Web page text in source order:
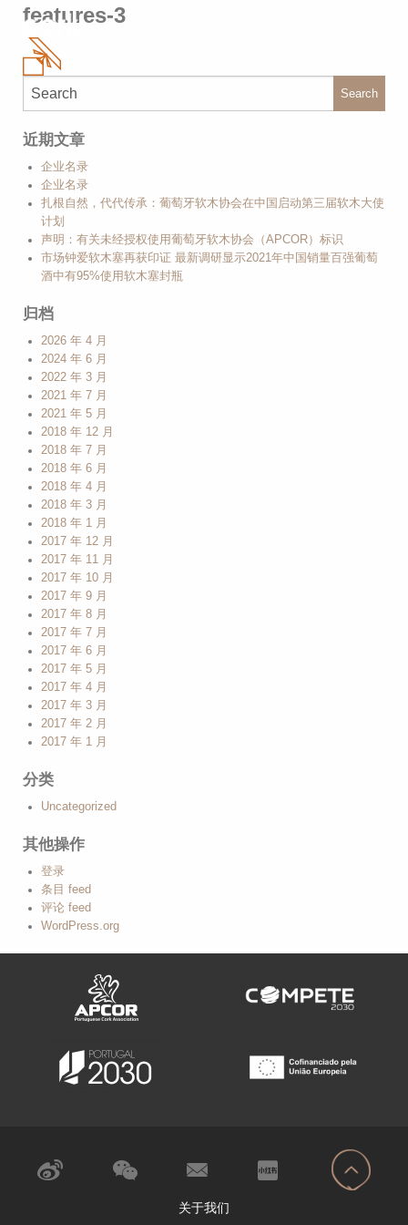
features-3
Search
近期文章
企业名录
企业名录
扎根自然，代代传承：葡萄牙软木协会在中国启动第三届软木大使
计划
声明：有关未经授权使用葡萄牙软木协会（APCOR）标识
市场钟爱软木塞再获印证 最新调研显示2021年中国销量百强葡萄
酒中有95%使用软木塞封瓶
归档
2026 年 4 月
2024 年 6 月
2022 年 3 月
2021 年 7 月
2021 年 5 月
2018 年 12 月
2018 年 7 月
2018 年 6 月
2018 年 4 月
2018 年 3 月
2018 年 1 月
2017 年 12 月
2017 年 11 月
2017 年 10 月
2017 年 9 月
2017 年 8 月
2017 年 7 月
2017 年 6 月
2017 年 5 月
2017 年 4 月
2017 年 3 月
2017 年 2 月
2017 年 1 月
分类
Uncategorized
其他操作
登录
条目 feed
评论 feed
WordPress.org
关于我们